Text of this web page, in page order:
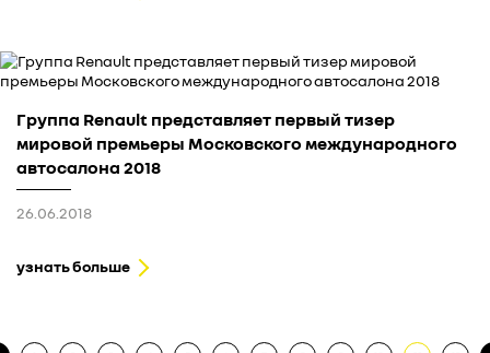
Группа Renault представляет первый тизер
мировой премьеры Московского международного
автосалона 2018
26.06.2018
узнать больше